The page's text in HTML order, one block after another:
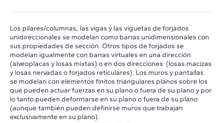
Los pilares/columnas, las vigas y las viguetas de forjados
unidireccionales se modelan como barras unidimensionales con
sus propiedades de sección. Otros tipos de forjados se
modelan igualmente con barras virtuales en una dirección
(alveoplacas y losas mixtas) o en dos direcciones (losas macizas
y losas nervadas o forjados reticulares). Los muros y pantallas
se modelan con elementos finitos triangulares planos sobre los
que pueden actuar fuerzas en su plano o fuera de su plano y por
lo tanto pueden deformarse en su plano o fuera de su plano
(aunque también pueden definirse muros que trabajan
exclusivamente en su plano).